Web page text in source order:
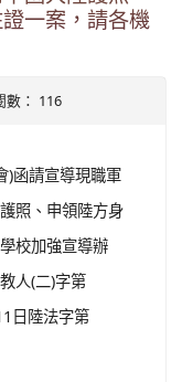
一案，請各機
數： 116
)函請宣導現職軍
照、申領陸方身
校加強宣導辦
人(二)字第
日陸法字第